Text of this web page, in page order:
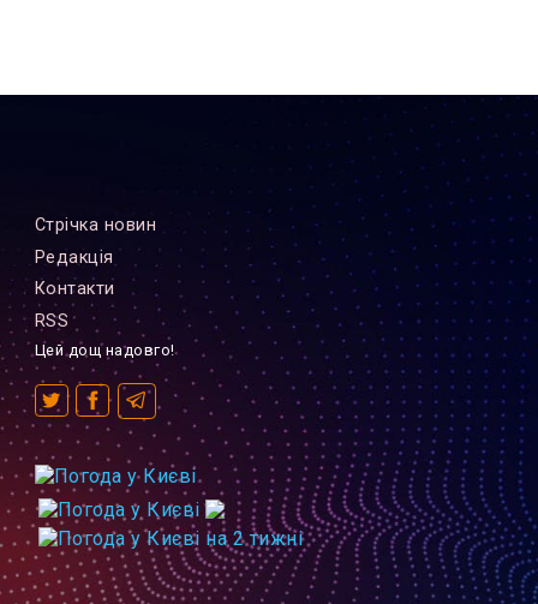
Стрiчка новин
Редакцiя
Контакти
RSS
Цей дощ надовго!